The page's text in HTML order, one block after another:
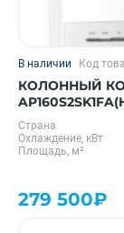
Италия
Швейцария
В наличии Код
КОЛОННЫЙ
Страна
Охлаждение, кВт
Площадь, м²
279 500₽